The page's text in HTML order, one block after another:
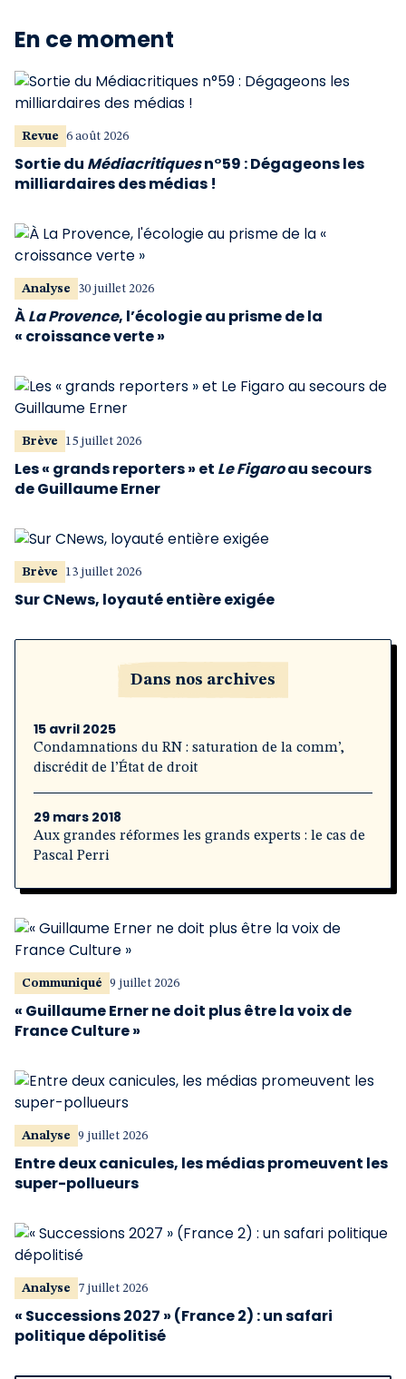
En ce moment
Revue 6 août 2026
Sortie du Médiacritiquesn°59 : Dégageons les
milliardaires des médias !
Analyse 30 juillet 2026
ÀLa Provence, l’écologie au prisme de la
« croissance verte »
Brève 15 juillet 2026
Les « grands reporters » et Le Figaroau secours
de Guillaume Erner
Brève 13 juillet 2026
Sur CNews, loyauté entière exigée
Dans nos archives
15 avril 2025
Condamnations du RN : saturation de la comm’,
discrédit de l’État de droit
29 mars 2018
Aux grandes réformes les grands experts : le cas de
Pascal Perri
Communiqué 9 juillet 2026
« Guillaume Erner ne doit plus être la voix de
France Culture »
Analyse 9 juillet 2026
Entre deux canicules, les médias promeuvent les
super-pollueurs
Analyse 7 juillet 2026
« Successions 2027 » (France 2) : un safari
politique dépolitisé